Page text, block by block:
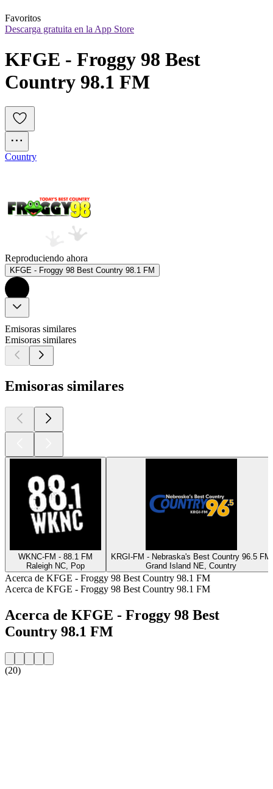
Favoritos
Descarga gratuita en la App Store
KFGE - Froggy 98 Best
Country 98.1 FM
Country
Reproduciendo ahora
KFGE - Froggy 98 Best Country 98.1 FM
Emisoras similares
Emisoras similares
Emisoras similares
WKNC-FM - 88.1 FM
Raleigh NC, Pop
KRGI-FM - Nebraska's Best Country 96.5 FM
Grand Island NE, Country
Acerca de KFGE - Froggy 98 Best Country 98.1 FM
Acerca de KFGE - Froggy 98 Best Country 98.1 FM
Acerca de KFGE - Froggy 98 Best
Country 98.1 FM
(20)